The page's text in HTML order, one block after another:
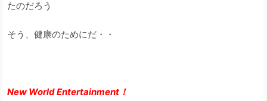
たのだろう
そう、健康のためにだ・・
New World Entertainment！